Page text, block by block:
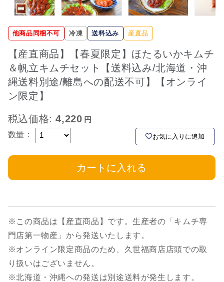
他商品同梱不可 冷凍 送料込み 産直品
【産直商品】【春夏限定】ほたるいかキムチ
＆帆立キムチセット【送料込み/北海道・沖
縄送料別途/離島への配送不可】【オンライ
ン限定】
税込価格:4,220
数量： お気に入りに追加
カートに入れる
※この商品は【産直商品】です。生産者の「キムチ専
門店第一物産」から発送いたします。
※オンライン限定商品のため、久世福商店店頭での取
り扱いはございません。
※北海道・沖縄への発送は別途送料が発生します。